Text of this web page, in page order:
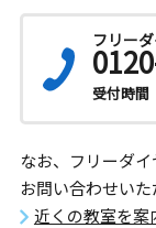
フリー
受付時間
なお、フリーダ
お問い合わせいた
近くの教室を案